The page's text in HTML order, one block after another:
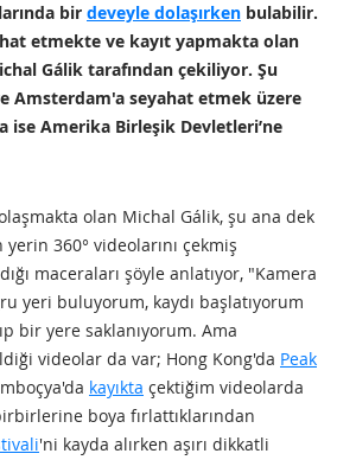
bir deveyle dolaşırken bulabilir.
etmekte ve kayıt yapmakta olan
Gálik tarafından çekiliyor. Şu
Amsterdam'a seyahat etmek üzere
ise Amerika Birleşik Devletleri’ne
olan Michal Gálik, şu ana dek
360° videolarını çekmiş
maceraları şöyle anlatıyor, "Kamera
yeri buluyorum, kaydı başlatıyorum
bir yere saklanıyorum. Ama
videolar da var; Hong Kong'da Peak
kayıkta çektiğim videolarda
boya fırlattıklarından
'ni kayda alırken aşırı dikkatli